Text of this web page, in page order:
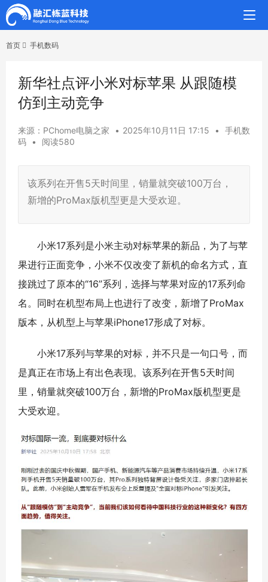
首页 手机数码
新华社点评小米对标苹果 从跟随模
仿到主动竞争
来源：PChome电脑之家 • 2025年10月11日 17:15 •
手机数
码
• 阅读580
该系列在开售5天时间里，销量就突破100万台，
新增的ProMax版机型更是大受欢迎。
小米17系列是小米主动对标苹果的新品，为了与苹
果进行正面竞争，小米不仅改变了新机的命名方式，直
接跳过了原本的“16”系列，选择与苹果对应的17系列命
名。同时在机型布局上也进行了改变，新增了ProMax
版本，从机型上与苹果iPhone17形成了对标。
小米17系列与苹果的对标，并不只是一句口号，而
是真正在市场上有出色表现。该系列在开售5天时间
里，销量就突破100万台，新增的ProMax版机型更是
大受欢迎。